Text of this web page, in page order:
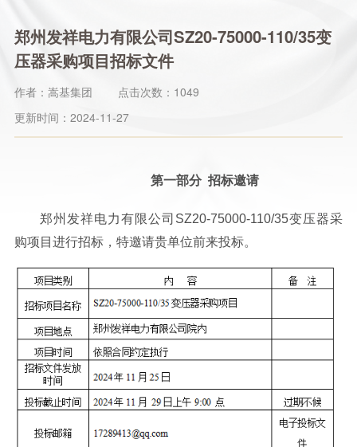
郑州发祥电力有限公司SZ20-75000-110/35变
压器采购项目招标文件
作者：嵩基集团
点击次数：1049
更新时间：2024-11-27
第一部分 招标邀请
郑州发祥电力有限公司SZ20-75000-110/35变压器采
购项目进行招标，特邀请贵单位前来投标。